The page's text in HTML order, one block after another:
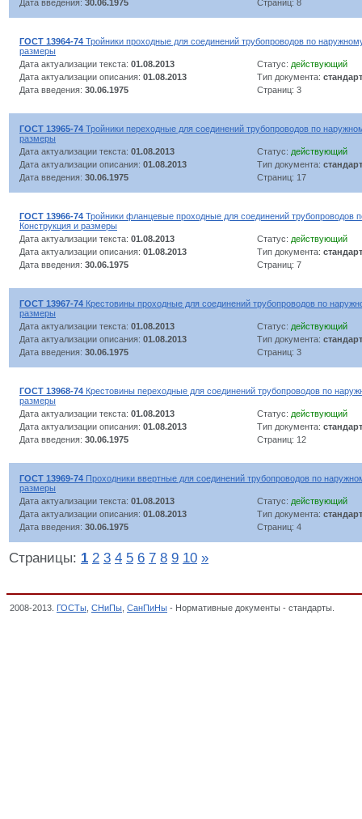
Дата введения: 30.06.1975 Страниц: 8
ГОСТ 13964-74 Тройники проходные для соединений трубопроводов по
размеры
Дата актуализации текста: 01.08.2013 Статус: действующий
Дата актуализации описания: 01.08.2013 Тип документа: стандарт
Дата введения: 30.06.1975 Страниц: 3
ГОСТ 13965-74 Тройники переходные для соединений трубопроводов по
размеры
Дата актуализации текста: 01.08.2013 Статус: действующий
Дата актуализации описания: 01.08.2013 Тип документа: стандарт
Дата введения: 30.06.1975 Страниц: 17
ГОСТ 13966-74 Тройники фланцевые проходные для соединений трубопроводов
Конструкция и размеры
Дата актуализации текста: 01.08.2013 Статус: действующий
Дата актуализации описания: 01.08.2013 Тип документа: стандарт
Дата введения: 30.06.1975 Страниц: 7
ГОСТ 13967-74 Крестовины проходные для соединений трубопроводов по
размеры
Дата актуализации текста: 01.08.2013 Статус: действующий
Дата актуализации описания: 01.08.2013 Тип документа: стандарт
Дата введения: 30.06.1975 Страниц: 3
ГОСТ 13968-74 Крестовины переходные для соединений трубопроводов по
размеры
Дата актуализации текста: 01.08.2013 Статус: действующий
Дата актуализации описания: 01.08.2013 Тип документа: стандарт
Дата введения: 30.06.1975 Страниц: 12
ГОСТ 13969-74 Проходники ввертные для соединений трубопроводов по
размеры
Дата актуализации текста: 01.08.2013 Статус: действующий
Дата актуализации описания: 01.08.2013 Тип документа: стандарт
Дата введения: 30.06.1975 Страниц: 4
Страницы: 1 2 3 4 5 6 7 8 9 10 »
2008-2013. ГОСТы СНиПы СанПиНы - Нормативные документы - стандарты.